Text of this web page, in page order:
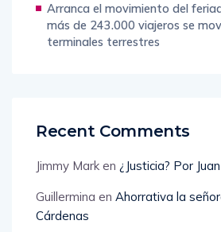
Arranca el movimiento del
más de 243.000 viajeros se
terminales terrestres
Recent Comments
Jimmy Mark en ¿Justicia? Por
Guillermina en Ahorrativa la
Cárdenas